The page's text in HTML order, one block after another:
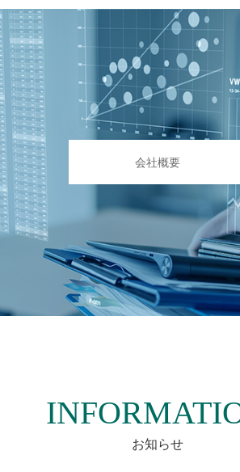
会社概要
お知らせ